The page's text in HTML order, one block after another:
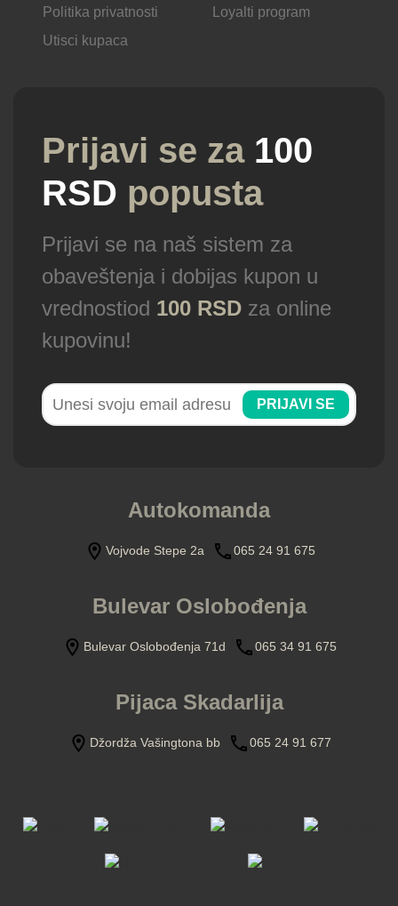
Politika privatnosti
Utisci kupaca
Loyalti program
Prijavi se za 100
RSD popusta
Prijavi se na naš sistem za
obaveštenja i dobijas kupon u
vrednostiod 100 RSD za online
kupovinu!
PRIJAVI SE
Autokomanda
Vojvode Stepe 2a 065 24 91 675
Bulevar Oslobođenja
Bulevar Oslobođenja 71d 065 34 91 675
Pijaca Skadarlija
Džordža Vašingtona bb 065 24 91 677